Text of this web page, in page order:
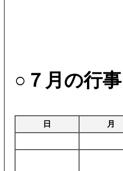
○７月の行事
日 月